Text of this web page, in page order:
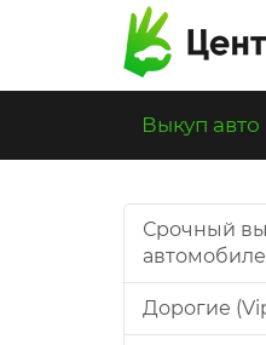
Выкуп авто
Срочный
Дорогие